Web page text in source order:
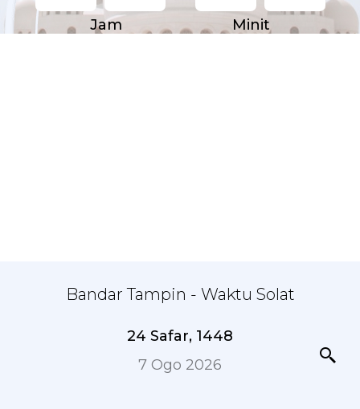
Jam Minit
Bandar Tampin - Waktu Solat
24 Safar, 1448
7 Ogo 2026